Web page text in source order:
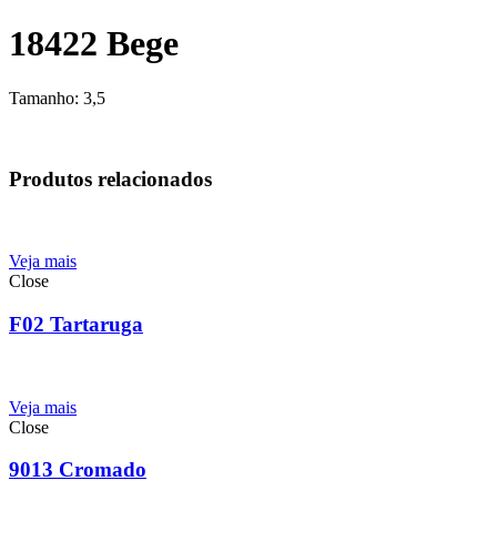
18422 Bege
Tamanho: 3,5
Produtos relacionados
Veja mais
Close
F02 Tartaruga
Veja mais
Close
9013 Cromado